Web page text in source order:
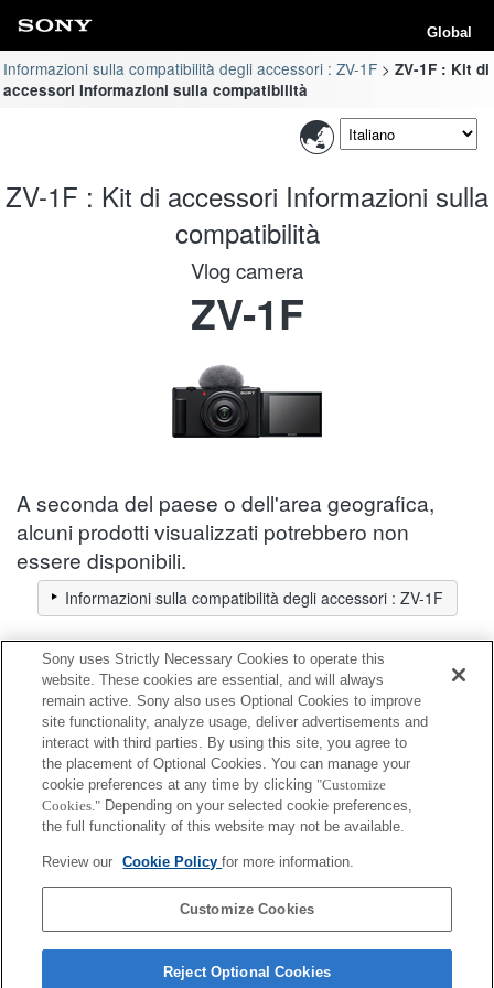
Global
Informazioni sulla compatibilità degli accessori : ZV-1F
ZV-1F : Kit di
accessori Informazioni sulla compatibilità
ZV-1F : Kit di accessori Informazioni sulla
compatibilità
Vlog camera
ZV-1F
A seconda del paese o dell'area geografica,
alcuni prodotti visualizzati potrebbero non
essere disponibili.
Informazioni sulla compatibilità degli accessori : ZV-1F
Kit di accessori
Completamente compatibile
Compatibile, ma con restrizioni
ACC-TRBX
ACC-TRDCX
Sony uses Strictly Necessary Cookies to operate this
website. These cookies are essential, and will always
remain active. Sony also uses Optional Cookies to improve
site functionality, analyze usage, deliver advertisements and
interact with third parties. By using this site, you agree to
the placement of Optional Cookies. You can manage your
cookie preferences at any time by clicking "Customize
Cookies." Depending on your selected cookie preferences,
the full functionality of this website may not be available.
Review our Cookie Policyfor more information.
Customize Cookies
Reject Optional Cookies